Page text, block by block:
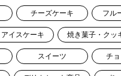
チーズケーキ フル
イスケーキ 焼き菓子・クッ
スイーツ チ